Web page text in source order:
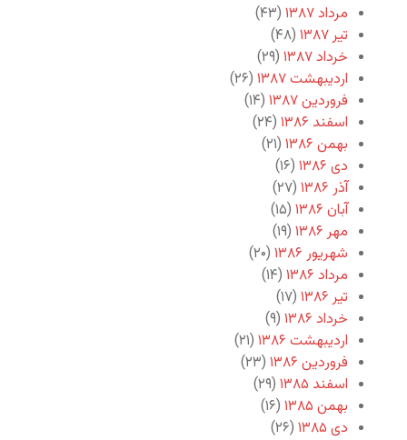
مرداد ۱۳۸۷
(۴۳)
تیر ۱۳۸۷
(۴۸)
خرداد ۱۳۸۷
(۲۹)
اردیبهشت ۱۳۸۷
(۲۶)
فروردین ۱۳۸۷
(۱۴)
اسفند ۱۳۸۶
(۲۴)
بهمن ۱۳۸۶
(۲۱)
دی ۱۳۸۶
(۱۶)
آذر ۱۳۸۶
(۲۷)
آبان ۱۳۸۶
(۱۵)
مهر ۱۳۸۶
(۱۹)
شهریور ۱۳۸۶
(۲۰)
مرداد ۱۳۸۶
(۱۴)
تیر ۱۳۸۶
(۱۷)
خرداد ۱۳۸۶
(۹)
اردیبهشت ۱۳۸۶
(۲۱)
فروردین ۱۳۸۶
(۲۳)
اسفند ۱۳۸۵
(۲۹)
بهمن ۱۳۸۵
(۱۶)
دی ۱۳۸۵
(۲۶)